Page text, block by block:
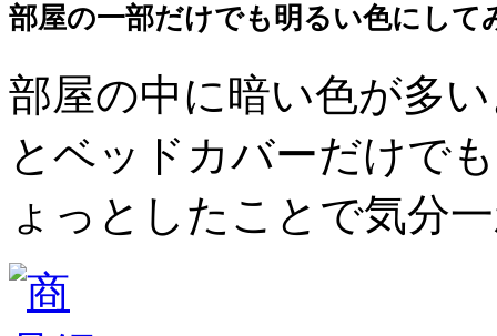
部屋の一部だけでも明るい色にして
部屋の中に暗い色が多
とベッドカバーだけで
ょっとしたことで気分